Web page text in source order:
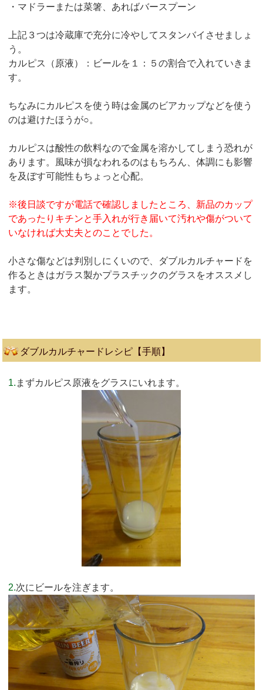
・マドラーまたは菜箸、あればバースプーン
上記３つは冷蔵庫で充分に冷やしてスタンバイさせましょ
う。
カルピス（原液）：ビールを１：５の割合で入れていきま
す。
ちなみにカルピスを使う時は金属のビアカップなどを使う
のは避けたほうが○。
カルピスは酸性の飲料なので金属を溶かしてしまう恐れが
あります。風味が損なわれるのはもちろん、体調にも影響
を及ぼす可能性もちょっと心配。
※後日談ですが電話で確認しましたところ、新品のカップ
であったりキチンと手入れが行き届いて汚れや傷がついて
いなければ大丈夫とのことでした。
小さな傷などは判別しにくいので、ダブルカルチャードを
作るときはガラス製かプラスチックのグラスをオススメし
ます。
ダブルカルチャードレシピ【手順】
1. まずカルピス原液をグラスにいれます。
2.次にビールを注ぎます。